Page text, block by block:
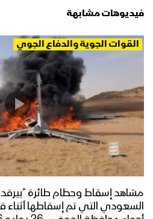
فيديوهات مشابهة
القوات الجوية والدفاع الجوي
مشاهد إسقاط وحطام طائرة
السعودي التي تم إسقاطها أثناء